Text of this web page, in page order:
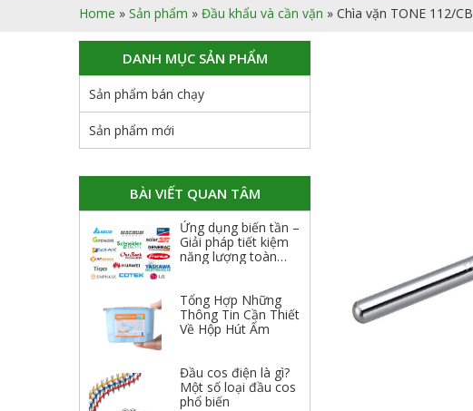
Home » Sản phẩm » Đầu khẩu và cần vặn » Chìa vặn TONE 112/
DANH MỤC SẢN PHẨM
Sản phẩm bán chạy
Sản phẩm mới
BÀI VIẾT QUAN TÂM
Ứng dụng biến tần –
Giải pháp tiết kiệm
năng lượng toàn
Tổng Hợp Những
Thông Tin Cần Thiết
Về Hộp Hút Ẩm
Đầu cos điện là gì?
Một số loại đầu cos
phổ biến